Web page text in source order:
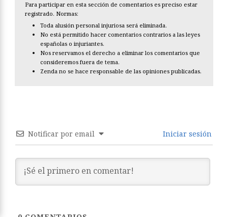
Para participar en esta sección de comentarios es preciso estar
registrado. Normas:
Toda alusión personal injuriosa será eliminada.
No está permitido hacer comentarios contrarios a las leyes
españolas o injuriantes.
Nos reservamos el derecho a eliminar los comentarios que
consideremos fuera de tema.
Zenda no se hace responsable de las opiniones publicadas.
Notificar por email Iniciar sesión